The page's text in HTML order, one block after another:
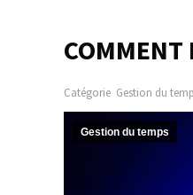
COMMENT
Catégorie Gestion du
Gestion du temps